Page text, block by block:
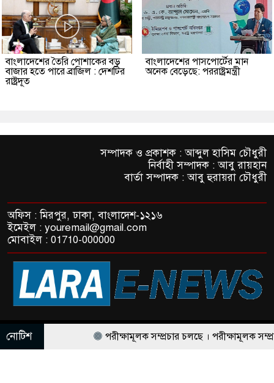
বাংলাদেশের তৈরি পোশাকের বড়
বাজার হতে পারে ব্রাজিল : দেশটির
রাষ্ট্রদূত
বাংলাদেশের পাসপোর্টের মান
অনেক বেড়েছে: পররাষ্ট্রমন্ত্রী
সম্পাদক ও প্রকাশক : আব্দুল হাসিম চৌধুরী
নির্বাহী সম্পাদক : আবু রায়হান
বার্তা সম্পাদক : আবু হুরায়রা চৌধুরী
অফিস : মিরপুর, ঢাকা, বাংলাদেশ-১২১৬
ইমেইল : youremail@gmail.com
মোবাইল : 01710-000000
© All rights reserved © LaraE-News
NewsScript Developed BY
নোটিশ পরীক্ষামূলক সম্প্রচার চলছে । পরীক্ষামূলক